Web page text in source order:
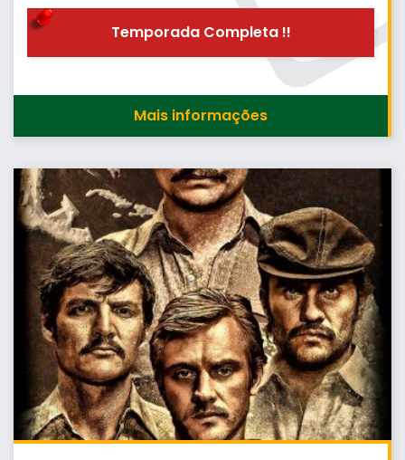
Temporada Completa !!
Mais informações